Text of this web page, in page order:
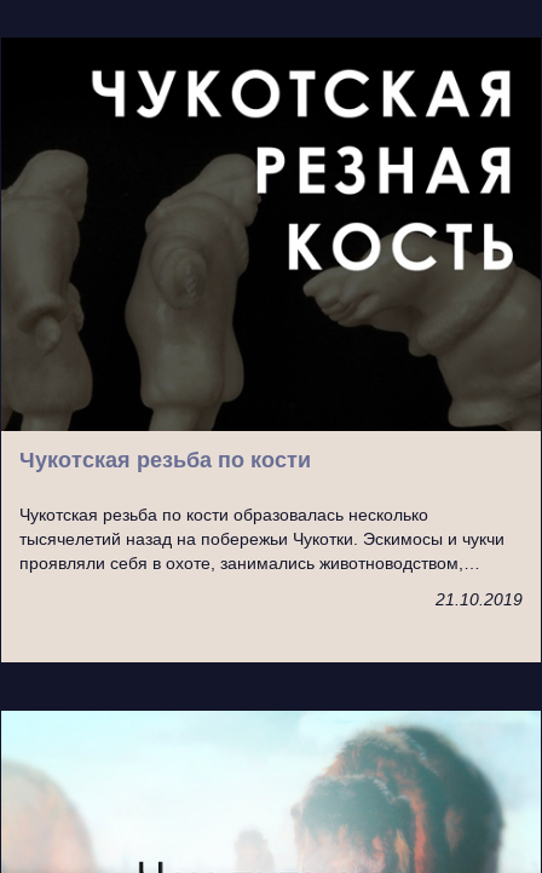
Чукотская резьба по кости
Чукотская резьба по кости образовалась несколько
тысячелетий назад на побережьи Чукотки. Эскимосы и чукчи
проявляли себя в охоте, занимались животноводством,…
21.10.2019